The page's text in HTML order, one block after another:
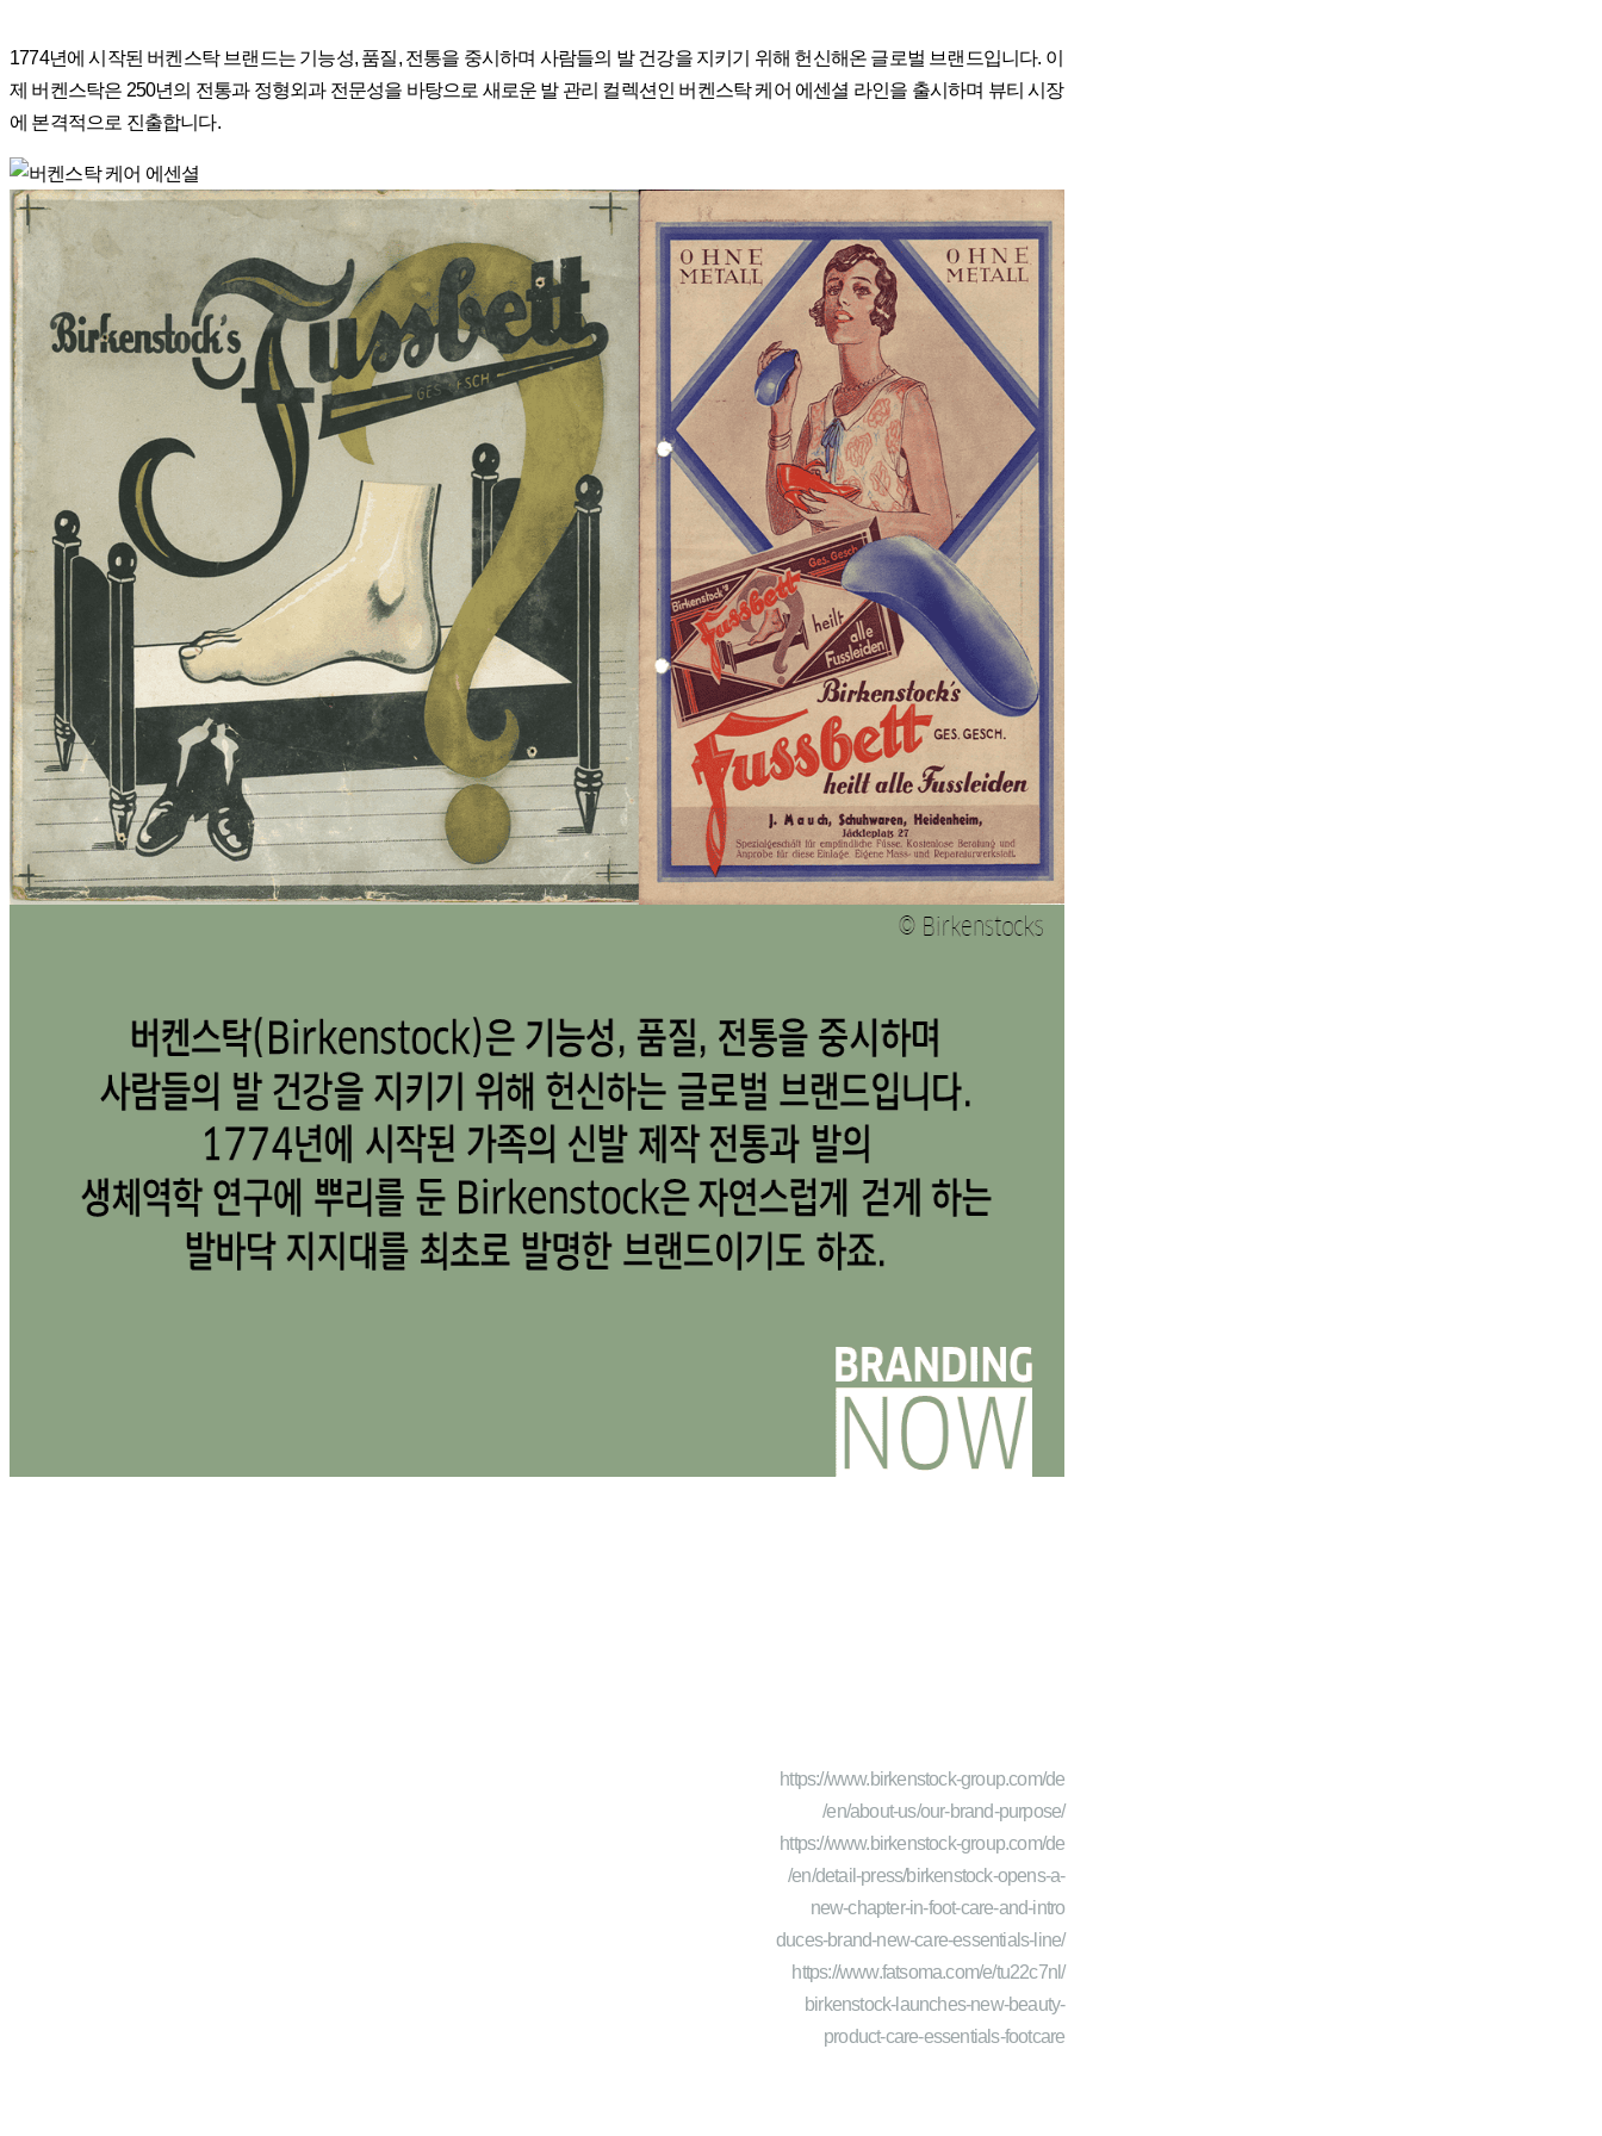
1774년에 시작된 버켄스탁 브랜드는 기능성, 품질, 전통을 중시하며 사람들의 발 건강을 지키기 위해 헌신해온 글로벌 브랜드입니다. 이
제 버켄스탁은 250년의 전통과 정형외과 전문성을 바탕으로 새로운 발 관리 컬렉션인 버켄스탁 케어 에센셜 라인을 출시하며 뷰티 시장
에 본격적으로 진출합니다.
https://www.birkenstock-group.com/de
/en/about-us/our-brand-purpose/
https://www.birkenstock-group.com/de
/en/detail-press/birkenstock-opens-a-
new-chapter-in-foot-care-and-intro
duces-brand-new-care-essentials-line/
https://www.fatsoma.com/e/tu22c7nl/
birkenstock-launches-new-beauty-
product-care-essentials-footcare